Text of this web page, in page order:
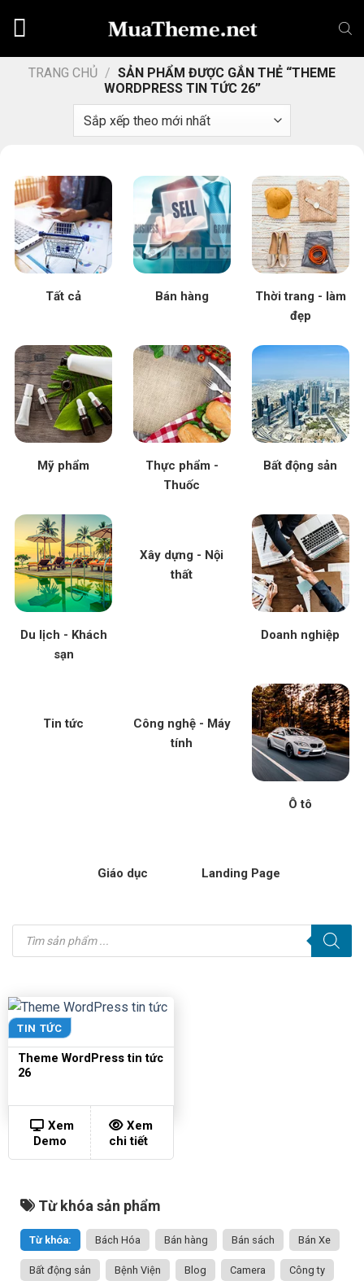
TRANG CHỦ / SẢN PHẨM ĐƯỢC GẮN THẺ “THEME
WORDPRESS TIN TỨC 26”
Tất cả Bán hàng
Thời trang - làm
đẹp
Mỹ phẩm
Thực phẩm -
Thuốc
Bất động sản
Du lịch - Khách
sạn
Xây dựng - Nội
thất
Doanh nghiệp
Tin tức
Công nghệ - Máy
tính
Ô tô
Giáo dục Landing Page
Tìm
kiếm
sản
TIN TỨC
Theme WordPress tin tức
26
Xem
Demo
Xem
chi tiết
Từ khóa sản phẩm
Từ khóa: Bách Hóa Bán hàng Bán sách Bán Xe
Bất động sản Bệnh Viện Blog Camera Công ty